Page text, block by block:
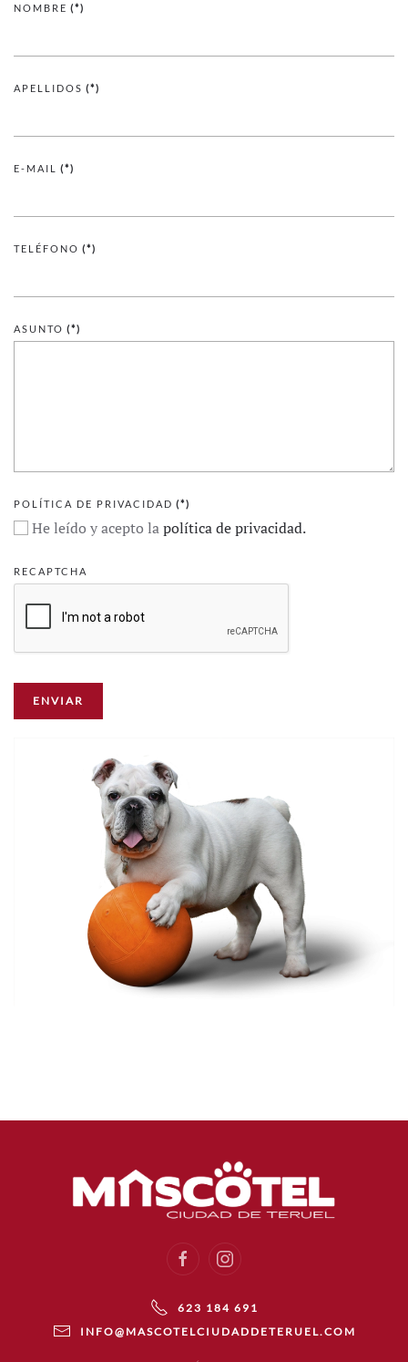
NOMBRE (*)
APELLIDOS (*)
E-MAIL (*)
TELÉFONO (*)
ASUNTO (*)
POLÍTICA DE PRIVACIDAD (*)
He leído y acepto lapolítica de privacidad.
RECAPTCHA
ENVIAR
623 184 691
INFO@MASCOTELCIUDADDETERUEL.COM